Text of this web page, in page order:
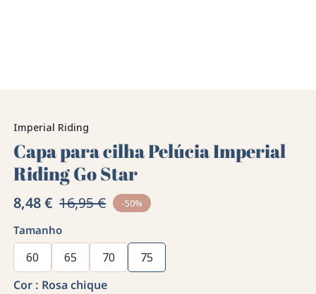
Imperial Riding
Capa para cilha Pelúcia Imperial
Riding Go Star
8,48 € 16,95 € -50%
Tamanho
60 65 70
75
Cor : Rosa chique